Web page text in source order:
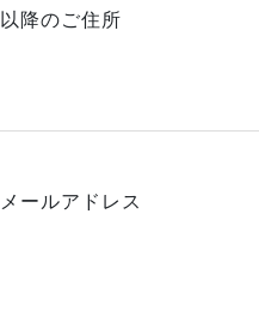
以降のご住所
メールアドレス